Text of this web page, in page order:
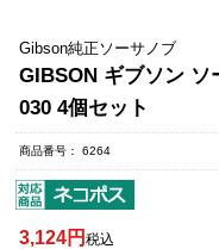
Gibson純正ソーサノブ
GIBSON ギブソン
030 4個セット
商品番号 6264
3,124 税込